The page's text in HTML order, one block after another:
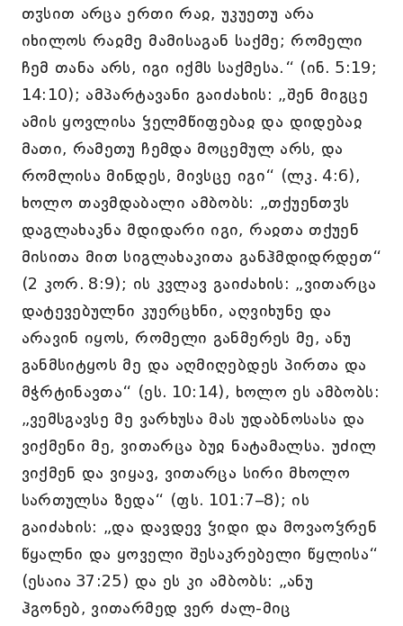
თჳსით არცა ერთი რაჲ, უკუეთუ არა
იხილოს რაჲმე მამისაგან საქმე; რომელი
ჩემ თანა არს, იგი იქმს საქმესა.“ (ინ. 5:19;
14:10); ამპარტავანი გაიძახის: „შენ მიგცე
ამის ყოვლისა ჴელმწიფებაჲ და დიდებაჲ
მათი, რამეთუ ჩემდა მოცემულ არს, და
რომლისა მინდეს, მივსცე იგი“ (ლკ. 4:6),
ხოლო თავმდაბალი ამბობს: „თქუენთჳს
დაგლახაკნა მდიდარი იგი, რაჲთა თქუენ
მისითა მით სიგლახაკითა განჰმდიდრდეთ“
(2 კორ. 8:9); ის კვლავ გაიძახის: „ვითარცა
დატევებულნი კუერცხნი, აღვიხუნე და
არავინ იყოს, რომელი განმერეს მე, ანუ
განმსიტყოს მე და აღმიღებდეს პირთა და
მჭრტინავთა“ (ეს. 10:14), ხოლო ეს ამბობს:
„ვემსგავსე მე ვარხუსა მას უდაბნოსასა და
ვიქმენი მე, ვითარცა ბუჲ ნატამალსა. უძილ
ვიქმენ და ვიყავ, ვითარცა სირი მხოლო
სართულსა ზედა“ (ფს. 101:7–8); ის
გაიძახის: „და დავდევ ჴიდი და მოვაოჴრენ
წყალნი და ყოველი შესაკრებელი წყლისა“
(ესაია 37:25) და ეს კი ამბობს: „ანუ
ჰგონებ, ვითარმედ ვერ ძალ-მიც